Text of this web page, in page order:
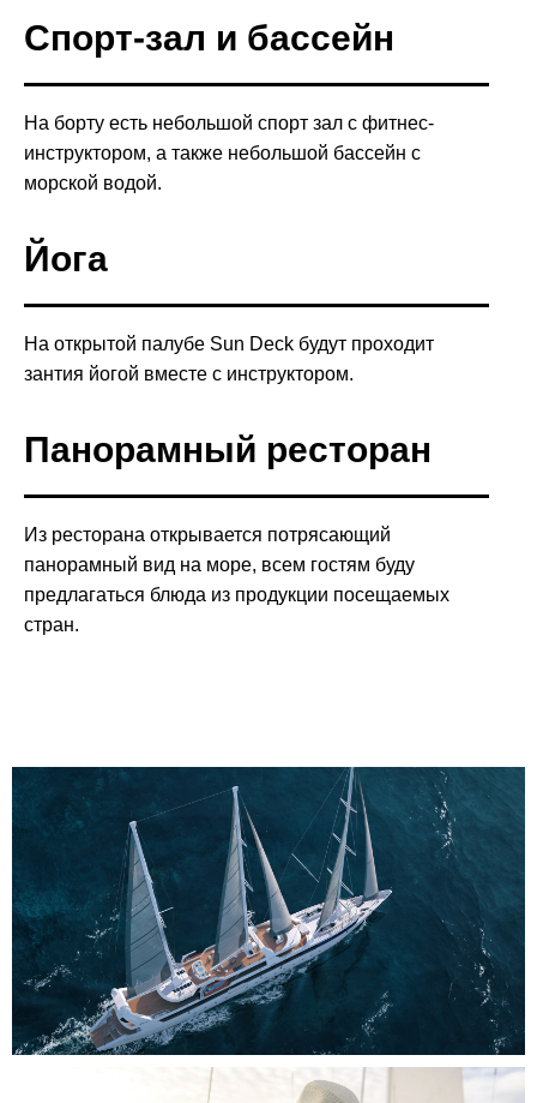
Спорт-зал и бассейн
На борту есть небольшой спорт зал с фитнес-
инструктором, а также небольшой бассейн с
морской водой.
Йога
На открытой палубе Sun Deck будут проходит
зантия йогой вместе с инструктором.
Панорамный ресторан
Из ресторана открывается потрясающий
панорамный вид на море, всем гостям буду
предлагаться блюда из продукции посещаемых
стран.